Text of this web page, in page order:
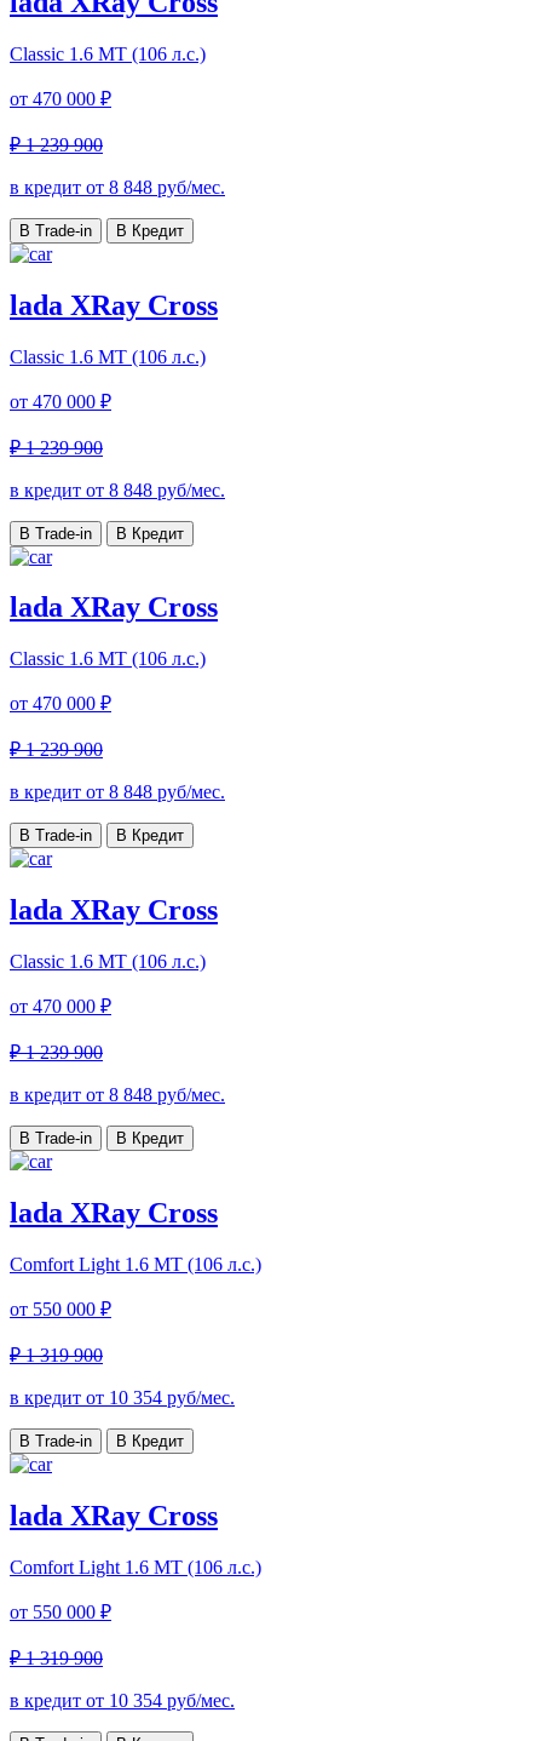
Classic 1.6 МТ (106 л.с.)
от 470 000 ₽
₽ 1 239 900
в кредит от 8 848 руб/мес.
В Trade-in В Кредит
lada XRay Cross
Classic 1.6 МТ (106 л.с.)
от 470 000 ₽
₽ 1 239 900
в кредит от 8 848 руб/мес.
В Trade-in В Кредит
lada XRay Cross
Classic 1.6 МТ (106 л.с.)
от 470 000 ₽
₽ 1 239 900
в кредит от 8 848 руб/мес.
В Trade-in В Кредит
lada XRay Cross
Classic 1.6 МТ (106 л.с.)
от 470 000 ₽
₽ 1 239 900
в кредит от 8 848 руб/мес.
В Trade-in В Кредит
lada XRay Cross
Comfort Light 1.6 МТ (106 л.с.)
от 550 000 ₽
₽ 1 319 900
в кредит от 10 354 руб/мес.
В Trade-in В Кредит
lada XRay Cross
Comfort Light 1.6 МТ (106 л.с.)
от 550 000 ₽
₽ 1 319 900
в кредит от 10 354 руб/мес.